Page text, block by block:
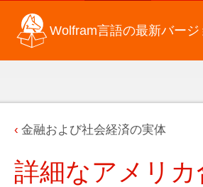
Wolfram言語の最新バー
金融および社会経済の実体
詳細なアメリ